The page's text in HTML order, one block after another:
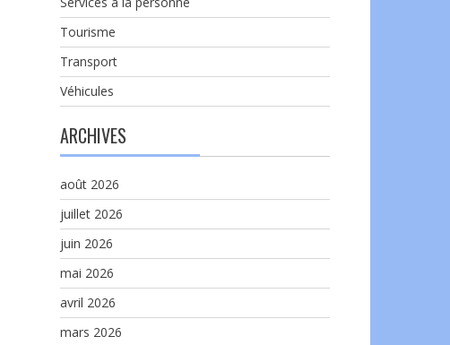
Tourisme
Transport
Véhicules
ARCHIVES
août 2026
juillet 2026
juin 2026
mai 2026
avril 2026
mars 2026